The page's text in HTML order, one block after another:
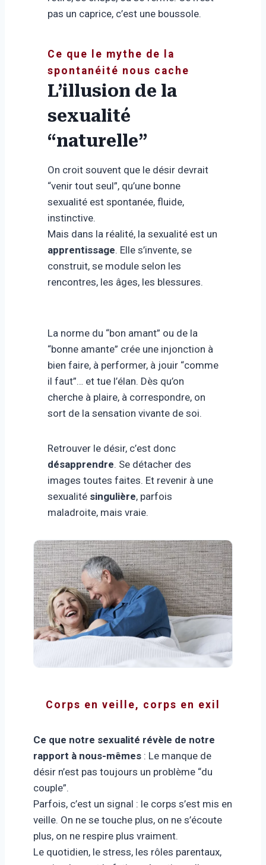
pas un caprice, c’est une boussole.
Ce que le mythe de la
spontanéité nous cache
L’illusion de la
sexualité
“naturelle”
On croit souvent que le désir devrait
“venir tout seul”, qu’une bonne
sexualité est spontanée, fluide,
instinctive.
Mais dans la réalité, la sexualité est un
apprentissage. Elle s’invente, se
construit, se module selon les
rencontres, les âges, les blessures.
La norme du “bon amant” ou de la
“bonne amante” crée une injonction à
bien faire, à performer, à jouir “comme
il faut”… et tue l’élan. Dès qu’on
cherche à plaire, à correspondre, on
sort de la sensation vivante de soi.
Retrouver le désir, c’est donc
désapprendre. Se détacher des
images toutes faites. Et revenir à une
sexualité singulière, parfois
maladroite, mais vraie.
Corps en veille, corps en exil
Ce que notre sexualité révèle de notre
rapport à nous-mêmes : Le manque de
désir n’est pas toujours un problème “du
couple”.
Parfois, c’est un signal : le corps s’est mis en
veille. On ne se touche plus, on ne s’écoute
plus, on ne respire plus vraiment.
Le quotidien, le stress, les rôles parentaux,